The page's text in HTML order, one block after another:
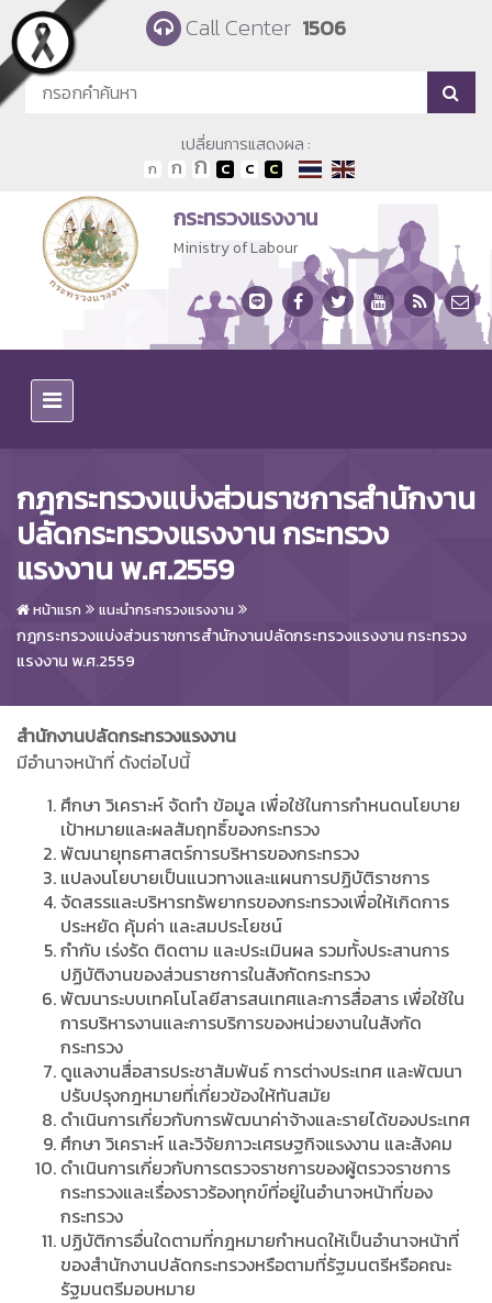
Skip to main content Call Center 1506
เปลี่ยนการแสดงผล :
กระทรวงแรงงาน
Ministry of Labour
กฎกระทรวงแบ่งส่วนราชการสำนักงาน
ปลัดกระทรวงแรงงาน กระทรวง
แรงงาน พ.ศ.2559
หน้าแรก แนะนำกระทรวงแรงงาน
กฎกระทรวงแบ่งส่วนราชการสำนักงานปลัดกระทรวงแรงงาน กระทรวง
แรงงาน พ.ศ.2559
สำนักงานปลัดกระทรวงแรงงาน
มีอำนาจหน้าที่ ดังต่อไปนี้
ศึกษา วิเคราะห์ จัดทำ ข้อมูล เพื่อใช้ในการกำหนดนโยบาย
เป้าหมายและผลสัมฤทธิ์ของกระทรวง
พัฒนายุทธศาสตร์การบริหารของกระทรวง
แปลงนโยบายเป็นแนวทางและแผนการปฏิบัติราชการ
จัดสรรและบริหารทรัพยากรของกระทรวงเพื่อให้เกิดการ
ประหยัด คุ้มค่า และสมประโยชน์
กำกับ เร่งรัด ติดตาม และประเมินผล รวมทั้งประสานการ
ปฏิบัติงานของส่วนราชการในสังกัดกระทรวง
พัฒนาระบบเทคโนโลยีสารสนเทศและการสื่อสาร เพื่อใช้ใน
การบริหารงานและการบริการของหน่วยงานในสังกัด
กระทรวง
ดูแลงานสื่อสารประชาสัมพันธ์ การต่างประเทศ และพัฒนา
ปรับปรุงกฎหมายที่เกี่ยวข้องให้ทันสมัย
ดำเนินการเกี่ยวกับการพัฒนาค่าจ้างและรายได้ของประเทศ
ศึกษา วิเคราะห์ และวิจัยภาวะเศรษฐกิจแรงงาน และสังคม
ดำเนินการเกี่ยวกับการตรวจราชการของผู้ตรวจราชการ
กระทรวงและเรื่องราวร้องทุกข์ที่อยู่ในอำนาจหน้าที่ของ
กระทรวง
ปฏิบัติการอื่นใดตามที่กฎหมายกำหนดให้เป็นอำนาจหน้าที่
ของสำนักงานปลัดกระทรวงหรือตามที่รัฐมนตรีหรือคณะ
รัฐมนตรีมอบหมาย